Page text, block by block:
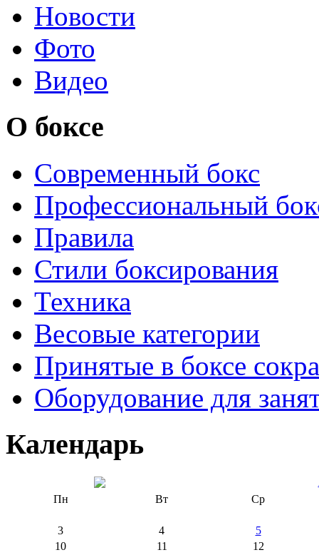
Новости
Фото
Видео
О боксе
Современный бокс
Профессиональный
Правила
Стили боксирования
Техника
Весовые категории
Принятые в боксе
Оборудование для
Календарь
Пн
Вт Ср
3 4
5
10
11
12